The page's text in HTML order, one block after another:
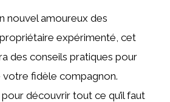
nouvel amoureux des
expérimenté, cet
des conseils pratiques pour
votre fidèle compagnon.
découvrir tout ce qu’il faut